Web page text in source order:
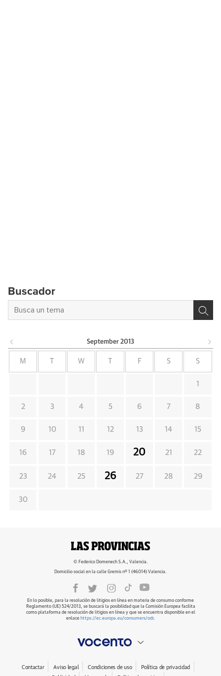
Buscador
September 2013
M W F S S
1
2 3 4 5 6 7 8
9 10 11 12 13 14 15
16 17 18 19 20 21 22
23 24 25 26 27 28 29
30
© Federico Domenech S.A., Valencia.
Domicilio social en la calle Gremis nº 1 (46014) Valencia.
En lo posible, para la resolución de litigios en línea en materia de consumo conforme
Reglamento (UE) 524/2013, se buscará la posibilidad que la Comisión Europea facilita
como plataforma de resolución de litigios en línea y que se encuentra disponible en el
enlace https://ec.europa.eu/consumers/odr.
Contactar Aviso legal Condiciones de uso
Política de privacidad